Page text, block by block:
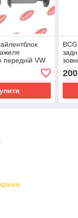
передній VW
200